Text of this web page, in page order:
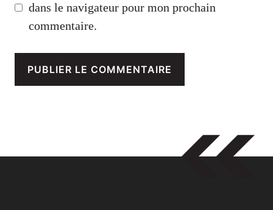
dans le navigateur pour mon prochain
commentaire.